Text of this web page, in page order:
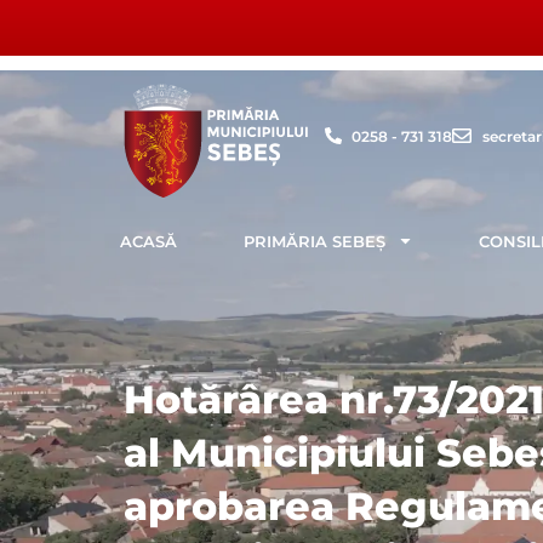
content
0258 - 731 318
ACASĂ PRIMĂRIA SEBEȘ
Hotărârea nr.73/
al Municipiului
aprobarea